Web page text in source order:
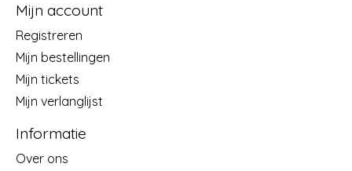
Mijn account
Registreren
Mijn bestellingen
Mijn tickets
Mijn verlanglijst
Informatie
Over ons